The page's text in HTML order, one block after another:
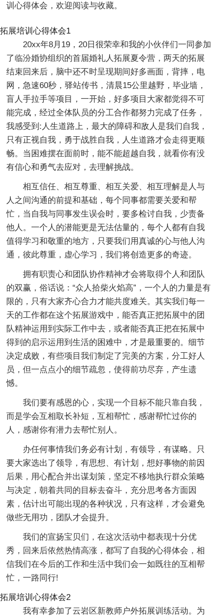
训心得体会，欢迎阅读与收藏。
拓展培训心得体会1
20xx年8月19，20日很荣幸和我的小伙伴们一同参加
了临汾婚协组织的首届婚礼人拓展夏令营，两天的拓展
结束回来后，脑中还不时呈现期间好多画面，背摔，电
网，急速60秒，驿站传书，清晨15公里越野，毕业墙，
盲人手拉手等项目，一开始，好多项目大家都觉得不可
能完成，经过全体队员的分工合作都努力完成了任务，
我感受到:人生道路上，最大的障碍和敌人是我们自我，
只有正视自我，勇于战胜自我，人生道路才会走得更顺
畅。当困难摆在面前时，能不能超越自我，就看你有没
有信心和勇气去应对，去理解挑战。
相互信任、相互尊重、相互关爱、相互理解是人与
人之间沟通的前提和基础，每个同事都需要关爱和帮
忙，当自我与同事发生误会时，要多检讨自我，少责备
他人。一个人的潜能更是无法估量的，每个人都有自我
值得学习和敬重的地方，只要我们用真诚的心与他人沟
通，彼此尊重，虚心学习，我们将创造更多的奇迹。
拥有职责心和团队协作精神才会将取得个人和团队
的双赢，俗话说：“众人拾柴火焰高”，一个人的力量是有
限的，只有大家齐心合力才能共度难关。其实我们每一
天的工作都在这个拓展游戏中，能否真正把拓展中的团
队精神运用到实际工作中去，或者能否真正把在拓展中
得到的启示运用到生活的困难中，才是最重要的。细节
决定成败，有些项目我们制定了完美的方案，分工好人
员，但一点点小的细节疏忽，使得前功尽弃，产生遗
憾。
我们要有感恩的心，实现一个目标不能只靠自我，
而是学会互相取长补短，互相帮忙，感谢帮忙过你的
人，感谢你有潜力去帮忙别人。
办任何事情我们务必有计划，有领导，有谋略。只
要大家选出了领导，有思想、有计划，想好事物的前因
后果，用心配合并出谋划策，坚定不移地执行群众策略
与决定，朝着共同的目标去奋斗，充分思考各方面因
素，估计出可能出现的各种状况，只有这样，才会避免
做些无用功，团队才会提升。
我们的宣扬宝贝们，在这次活动中都表现十分优
秀，回来后依然热情高涨，都写了自我的心得体会，相
信我们在今后的工作和生活中我们会一如既往的互相帮
忙，一路同行!
拓展培训心得体会2
我有幸参加了云岩区新教师户外拓展训练活动。为